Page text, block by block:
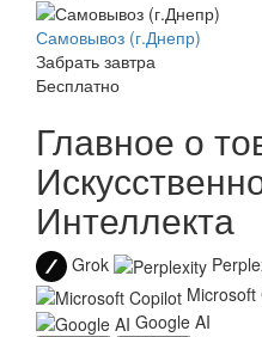
Самовывоз (г.Днепр)
Забрать завтра
Бесплатно
Главное о
Интеллекта
Grok
Microsoft
Google AI